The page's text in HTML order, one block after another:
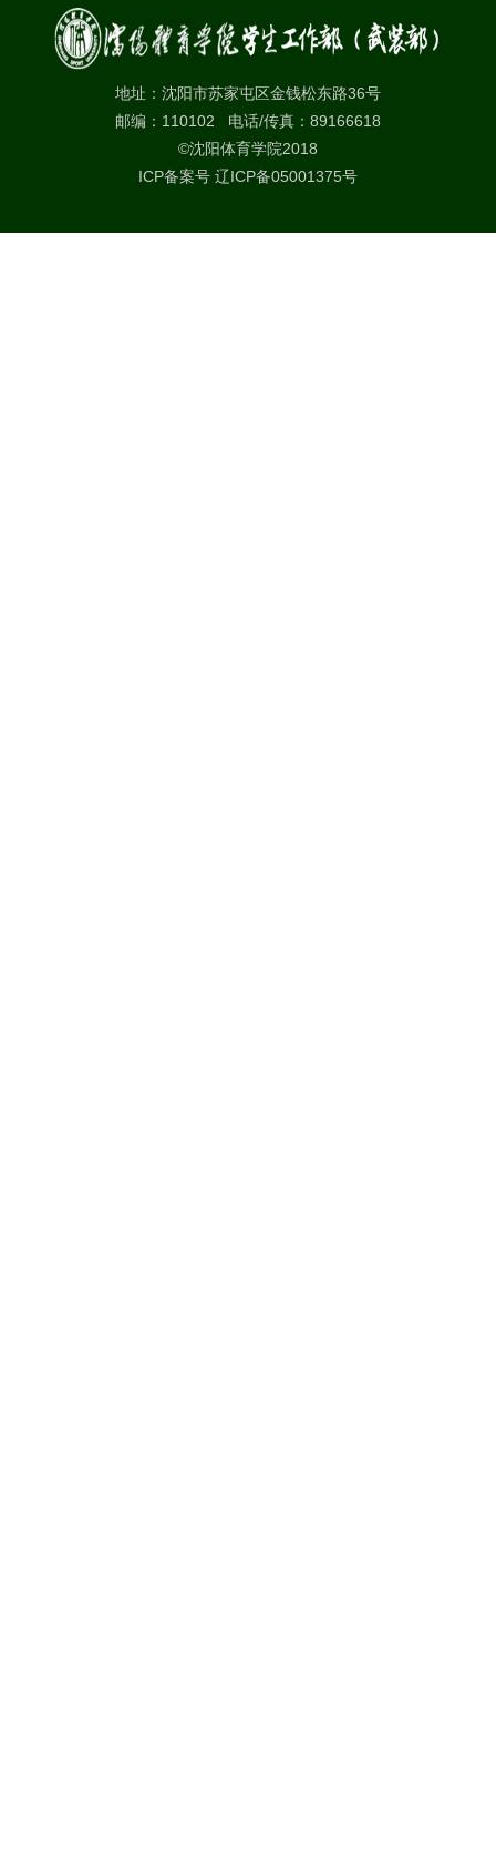
地址：沈阳市苏家屯区金钱松东路36号
邮编：110102 电话/传真：89166618
©沈阳体育学院2018
ICP备案号 辽ICP备05001375号